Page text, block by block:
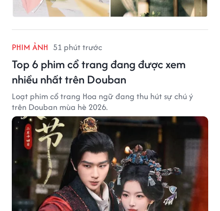
PHIM ẢNH 51 phút trước
Top 6 phim cổ trang đang được xem
nhiều nhất trên Douban
Loạt phim cổ trang Hoa ngữ đang thu hút sự chú ý
trên Douban mùa hè 2026.